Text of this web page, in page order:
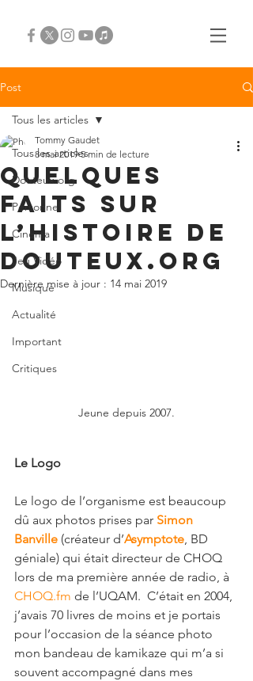
Post
Tous les articles
Douteux.org
Personnel
Cinéma
Jeu Vidéo
Musique
Actualité
Important
Critiques
Tous les articles
Quelques
faits sur
l’histoire de
Douteux.org
Tommy Gaudet
8 mai 2019 5 min de lecture
Dernière mise à jour : 14 mai 2019
Jeune depuis 2007.
Le Logo
Le logo de l’organisme est beaucoup
dû aux photos prises par Simon
Banville (créateur d’Asymptote, BD
géniale) qui était directeur de CHOQ
lors de ma première année de radio, à
CHOQ.fm de l’UQAM.  C’était en 2004,
j’avais 70 livres de moins et je portais
pour l’occasion de la séance photo
mon bandeau de kamikaze qui m’a si
souvent accompagné dans mes